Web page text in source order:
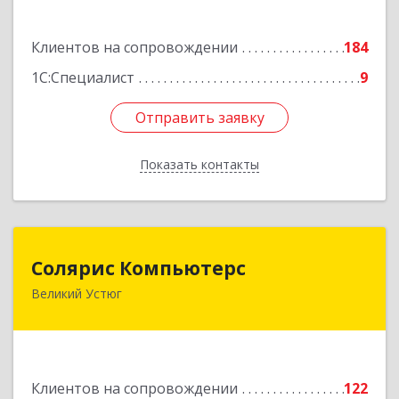
Клиентов на сопровождении
184
1С:Специалист
9
Отправить заявку
Показать контакты
Отправить заявку
Назад
Солярис Компьютерс
Великий Устюг
Клиентов на сопровождении
122
162390, Вологодская обл, Великий Устюг г,